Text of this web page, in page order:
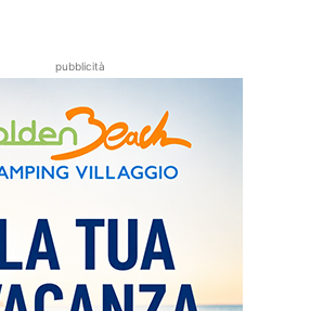
pubblicità